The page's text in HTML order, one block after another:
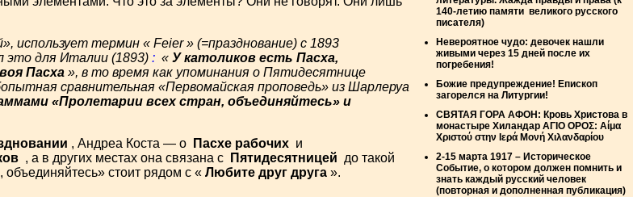
использует термин « Feier» (=празднование) с 1893
это для Италии (1893) : « У католиков есть Пасха,
Пасха », в то время как упоминания о Пятидесятнице
сравнительная «Первомайская проповедь» из Шарлеруа
«Пролетарии всех стран, объединяйтесь» и
, Андреа Коста — о Пасхе рабочих и
, а в других местах она связана с Пятидесятницей до такой
объединяйтесь» стоит рядом с « Любите друг друга ».
140-летию памяти великого русского
писателя)
Невероятное чудо: девочек нашли
живыми через 15 дней после их
погребения!
Божие предупреждение! Епископ
загорелся на Литургии!
СВЯТАЯ ГОРА АФОН: Кровь Христова в
монастыре Хиландар ΑΓΙΟ ΟΡΟΣ: Αίμα
Χριστού στην Ιερά Μονή Χιλανδαρίου
2-15 марта 1917 – Историческое
Событие, о котором должен помнить и
знать каждый русский человек
(повторная и дополненная публикация)